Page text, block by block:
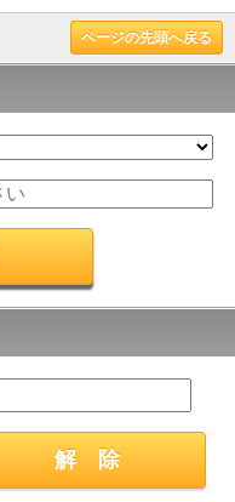
ページの先頭へ戻る